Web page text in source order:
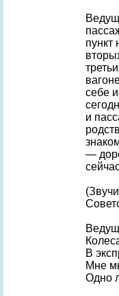
пункт
себе
и
—
В
Мне
Одно